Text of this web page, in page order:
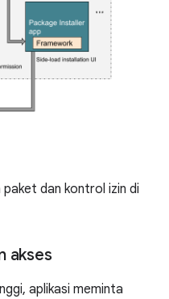
paket dan kontrol izin di
akses
aplikasi meminta